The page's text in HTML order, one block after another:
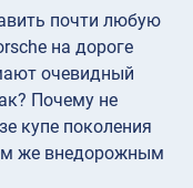
почти любую
на дороге
очевидный
Почему не
купе поколения
же внедорожным